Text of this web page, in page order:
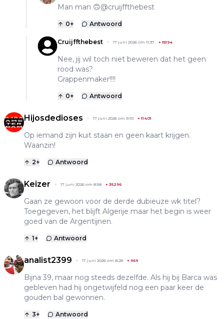
Man man 🙃@cruijffthebest
0+ Antwoord
Cruijffthebest 17 juni 2026 om 11:37 +15194
Nee, jij wil toch niet beweren dat het geen
rood was?
Grappenmaker!!!!
0+ Antwoord
Hijosdedioses 17 juni 2026 om 9:10 +11401
Op iemand zijn kuit staan en geen kaart krijgen.
Waanzin!
2+ Antwoord
Keizer 17 juni 2026 om 8:58 + 35296
Gaan ze gewoon voor de derde dubieuze wk titel?
Toegegeven, het blijft Algerije maar het begin is weer
goed van de Argentijnen.
1+ Antwoord
analist2399 17 juni 2026 om 8:28 + 969
Bijna 39, maar nog steeds dezelfde. Als hij bij Barca was
gebleven had hij ongetwijfeld nog een paar keer de
gouden bal gewonnen.
3+ Antwoord